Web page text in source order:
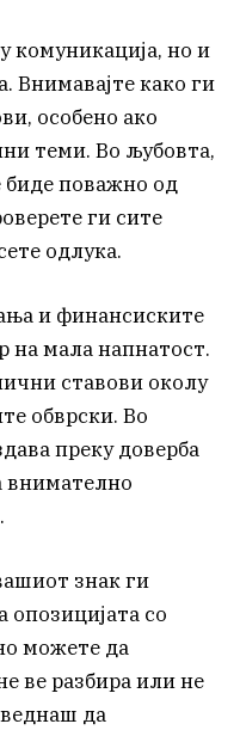
комуникација, но и
Внимавајте како ги
особено ако
теми. Во љубовта,
поважно од
ги сите
одлука.
и финансиските
на мала напнатост.
ставови околу
обврски. Во
преку доверба
внимателно
знак ги
опозицијата со
можете да
ве разбира или не
да